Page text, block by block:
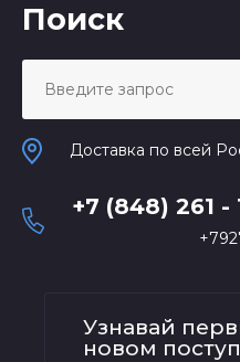
Поиск
+7 (848) 261 -
Доставка по всей
Узнавай
новом